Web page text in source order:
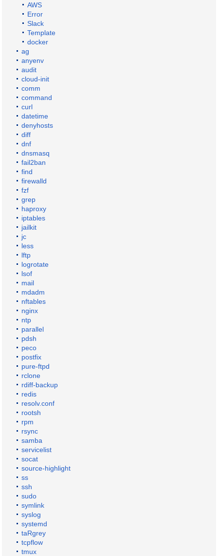
AWS
Error
Slack
Template
docker
ag
anyenv
audit
cloud-init
comm
command
curl
datetime
denyhosts
diff
dnf
dnsmasq
fail2ban
find
firewalld
fzf
grep
haproxy
iptables
jailkit
jc
less
lftp
logrotate
lsof
mail
mdadm
nftables
nginx
ntp
parallel
pdsh
peco
postfix
pure-ftpd
rclone
rdiff-backup
redis
resolv.conf
rootsh
rpm
rsync
samba
servicelist
socat
source-highlight
ss
ssh
sudo
symlink
syslog
systemd
taRgrey
tcpflow
tmux